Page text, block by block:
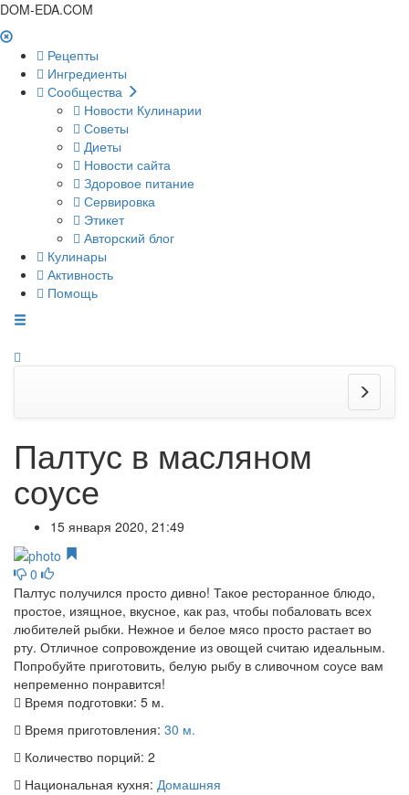
DOM-EDA.COM
Рецепты
Ингредиенты
Сообщества
Новости Кулинарии
Советы
Диеты
Новости сайта
Здоровое питание
Сервировка
Этикет
Авторский блог
Кулинары
Активность
Помощь
Палтус в масляном
соусе
15 января 2020, 21:49
0
Палтус получился просто дивно! Такое ресторанное блюдо,
простое, изящное, вкусное, как раз, чтобы побаловать всех
любителей рыбки. Нежное и белое мясо просто растает во
рту. Отличное сопровождение из овощей считаю идеальным.
Попробуйте приготовить, белую рыбу в сливочном соусе вам
непременно понравится!
Время подготовки: 5 м.
Время приготовления: 30 м.
Количество порций: 2
Национальная кухня: Домашняя